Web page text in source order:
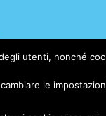
utenti, nonché
le